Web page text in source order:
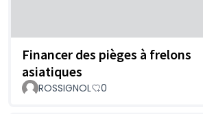
Financer des pièges à frelons
asiatiques
ROSSIGNOL 0